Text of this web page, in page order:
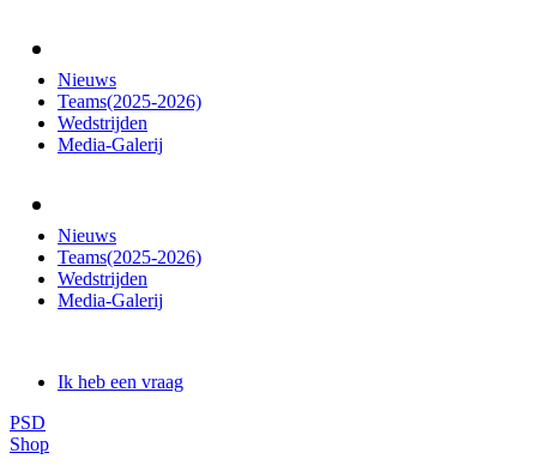
Nieuws
Teams(2025-2026)
Wedstrijden
Media-Galerij
Nieuws
Teams(2025-2026)
Wedstrijden
Media-Galerij
Ik heb een vraag
PSD
Shop